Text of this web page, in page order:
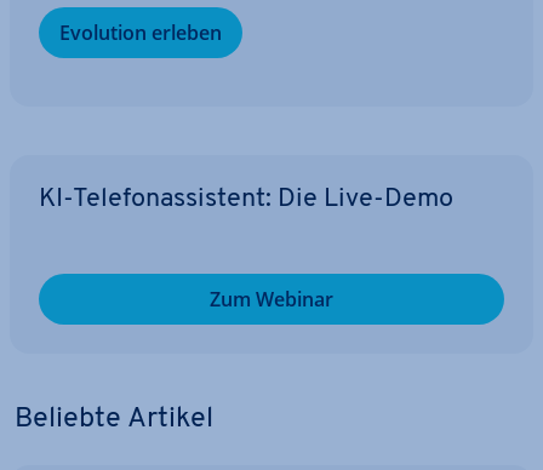
Evolution erleben
KI-Te­le­fon­as­sis­tent: Die Live-Demo
Zum Webinar
Beliebte Artikel